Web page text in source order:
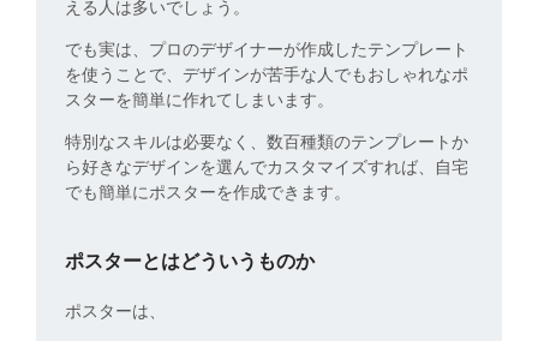
える人は多いでしょう。
でも実は、プロのデザイナーが作成したテンプレート
を使うことで、デザインが苦手な人でもおしゃれなポ
スターを簡単に作れてしまいます。
特別なスキルは必要なく、数百種類のテンプレートか
ら好きなデザインを選んでカスタマイズすれば、自宅
でも簡単にポスターを作成できます。
ポスターとはどういうものか
ポスターは、